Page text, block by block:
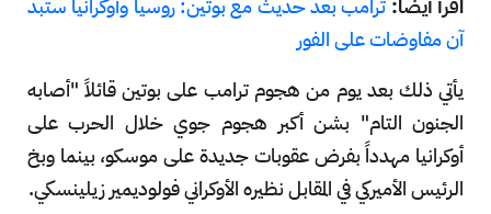
آن مفاوضات على الفور
يأتي ذلك بعد يوم من هجوم ترامب على بوتين قائلاً "أصابه
الجنون التام" بشن أكبر هجوم جوي خلال الحرب على
أوكرانيا مهدداً بفرض عقوبات جديدة على موسكو، بينما وبخ
الرئيس الأميركي في المقابل نظيره الأوكراني فولوديمير زيلينسكي.